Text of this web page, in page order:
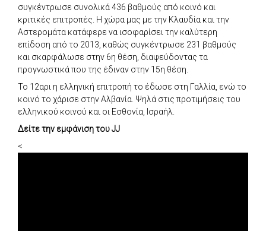
συγκέντρωσε συνολικά 436 βαθμούς από κοινό και
κριτικές επιτροπές. Η χώρα μας με την Κλαυδία και την
Αστερομάτα κατάφερε να ισοφαρίσει την καλύτερη
επίδοση από το 2013, καθώς συγκέντρωσε 231 βαθμούς
και σκαρφάλωσε στην 6η θέση, διαψεύδοντας τα
προγνωστικά που της έδιναν στην 15η θέση.
Το 12αρι η ελληνική επιτροπή το έδωσε στη Γαλλία, ενώ το
κοινό το χάρισε στην Αλβανία. Ψηλά στις προτιμήσεις του
ελληνικού κοινού και οι Εσθονία, Ισραήλ.
Δείτε την εμφάνιση του JJ
<